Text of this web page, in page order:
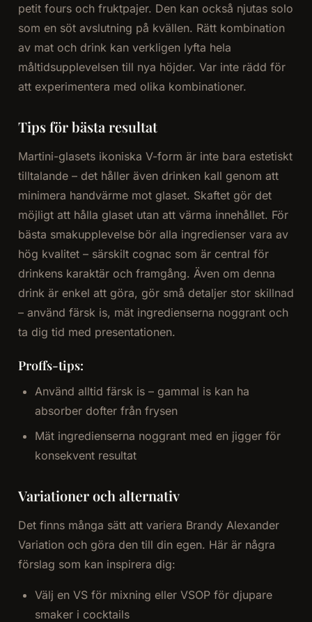
petit fours och fruktpajer. Den kan också njutas solo
som en söt avslutning på kvällen. Rätt kombination
av mat och drink kan verkligen lyfta hela
måltidsupplevelsen till nya höjder. Var inte rädd för
att experimentera med olika kombinationer.
Tips för bästa resultat
Martini-glasets ikoniska V-form är inte bara estetiskt
tilltalande – det håller även drinken kall genom att
minimera handvärme mot glaset. Skaftet gör det
möjligt att hålla glaset utan att värma innehållet. För
bästa smakupplevelse bör alla ingredienser vara av
hög kvalitet – särskilt cognac som är central för
drinkens karaktär och framgång. Även om denna
drink är enkel att göra, gör små detaljer stor skillnad
– använd färsk is, mät ingredienserna noggrant och
ta dig tid med presentationen.
Proffs-tips:
Använd alltid färsk is – gammal is kan ha
absorber dofter från frysen
Mät ingredienserna noggrant med en jigger för
konsekvent resultat
Variationer och alternativ
Det finns många sätt att variera Brandy Alexander
Variation och göra den till din egen. Här är några
förslag som kan inspirera dig:
Välj en VS för mixning eller VSOP för djupare
smaker i cocktails